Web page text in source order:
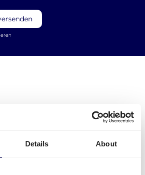
Details About
sind von und nach
für Palettenversand von und nach